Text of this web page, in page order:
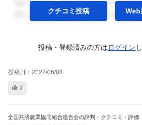
クチコミ投稿 Web
投稿・登録済みの方はログイン
投稿日： 2022/06/08
1
全国共済農業協同組合連合会の評判・クチコミ・評価